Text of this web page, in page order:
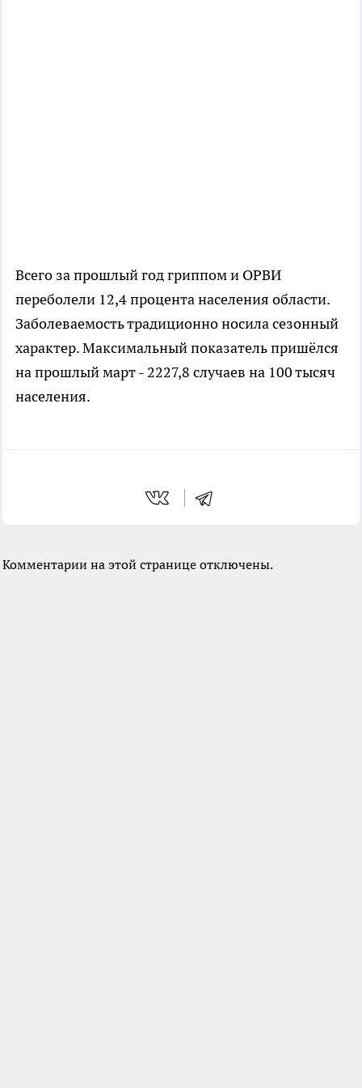
Всего за прошлый год гриппом и ОРВИ
переболели 12,4 процента населения области.
Заболеваемость традиционно носила сезонный
характер. Максимальный показатель пришёлся
на прошлый март - 2227,8 случаев на 100 тысяч
населения.
Комментарии на этой странице отключены.